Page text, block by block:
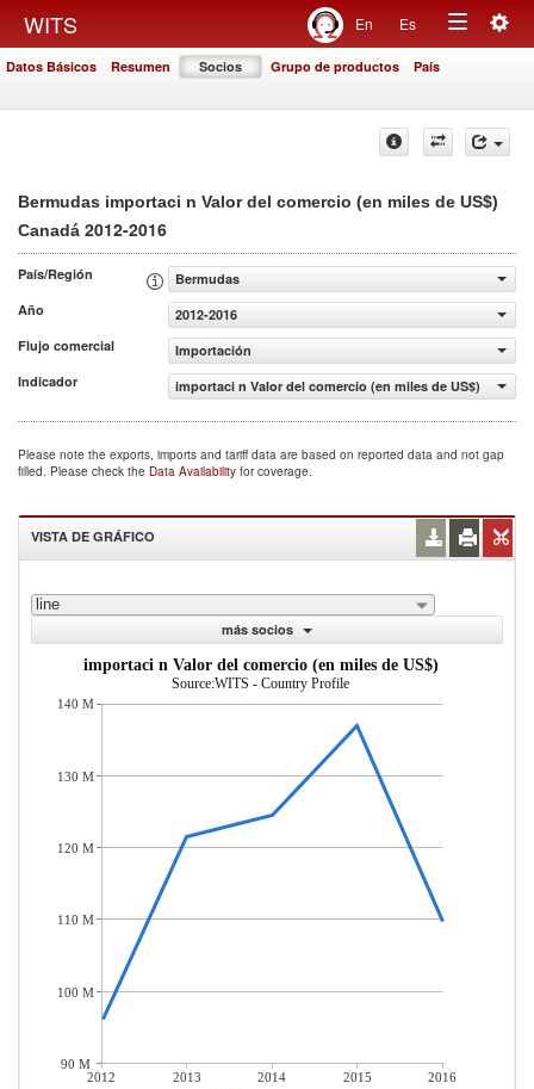
WITS En Es
Toggle
Datos Básicos Resumen Socios Grupo de productos País
Bermudas importaci n Valor del comercio (en miles de US$)
Canadá 2012-2016
País/Región
Bermudas
Año
2012-2016
Flujo comercial
Importación
Indicador
importaci n Valor del comercio (en miles de US$)
Please note the exports, imports and tariff data are based on reported data and not gap
filled. Please check the Data Availability for coverage.
VISTA DE GRÁFICO
line
más socios
importaci n Valor del comercio (en miles de US$)
Source:WITS - Country Profile
2012 2013 2014 2015
2016
140 M
130 M
120 M
110 M
100 M
90 M